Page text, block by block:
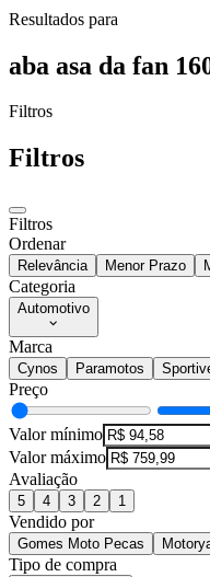
Resultados para
aba asa da fan
Filtros
Filtros
Filtros
Ordenar
Relevância Menor Prazo
Categoria
Automotivo
Marca
Cynos Paramotos
Preço
Valor mínimo
Valor máximo
Avaliação
5 4 3 2 1
Vendido por
Gomes Moto Pecas
Tipo de compra